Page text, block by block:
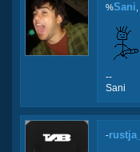
%Sani
--
Sani
-rustja_